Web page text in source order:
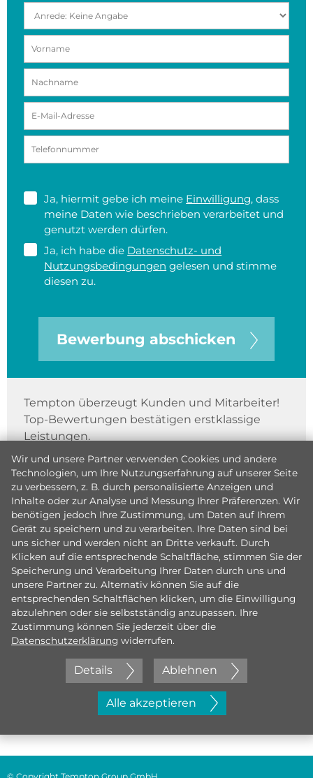
Ja, hiermit gebe ich meine Einwilligung, dass
meine Daten wie beschrieben verarbeitet und
genutzt werden dürfen.
Ja, ich habe die Datenschutz- und
Nutzungsbedingungen gelesen und stimme
diesen zu.
Bewerbung abschicken
Tempton überzeugt Kunden und Mitarbeiter!
Top-Bewertungen bestätigen erstklassige
Leistungen.
Jetzt initiativ bewerben
Wir und unsere Partner verwenden Cookies und andere
Technologien, um Ihre Nutzungserfahrung auf unserer Seite
zu verbessern, z. B. durch personalisierte Anzeigen und
Inhalte oder zur Analyse und Messung Ihrer Präferenzen. Wir
benötigen jedoch Ihre Zustimmung, um Daten auf Ihrem
Gerät zu speichern und zu verarbeiten. Ihre Daten sind bei
uns sicher und werden nicht an Dritte verkauft. Durch
Klicken auf die entsprechende Schaltfläche, stimmen Sie der
Speicherung und Verarbeitung Ihrer Daten durch uns und
unsere Partner zu. Alternativ können Sie auf die
entsprechenden Schaltflächen klicken, um die Einwilligung
abzulehnen oder sie selbstständig anzupassen. Ihre
Zustimmung können Sie jederzeit über die
Datenschutzerklärung widerrufen.
Details Ablehnen
Alle akzeptieren